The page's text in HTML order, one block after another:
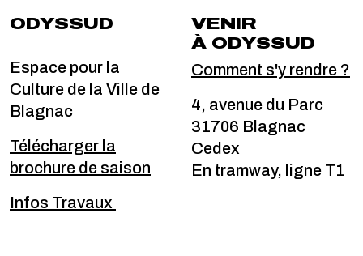
ODYSSUD
Espace pour la
Culture de la Ville de
Blagnac
Télécharger la
brochure de saison
Infos Travaux
VENIR
À ODYSSUD
Comment s'y rendre ?
4, avenue du Parc
31706 Blagnac
Cedex
En tramway, ligne T1